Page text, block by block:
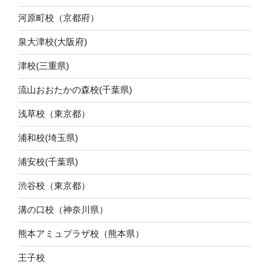
河原町校（京都府）
泉大津校(大阪府)
津校(三重県)
流山おおたかの森校(千葉県)
浅草校（東京都）
浦和校(埼玉県)
浦安校(千葉県)
渋谷校（東京都）
溝の口校（神奈川県）
熊本アミュプラザ校（熊本県）
王子校